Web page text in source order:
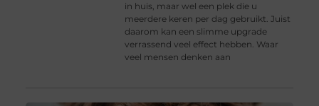
in huis, maar wel een plek die u
meerdere keren per dag gebruikt. Juist
daarom kan een slimme upgrade
verrassend veel effect hebben. Waar
veel mensen denken aan